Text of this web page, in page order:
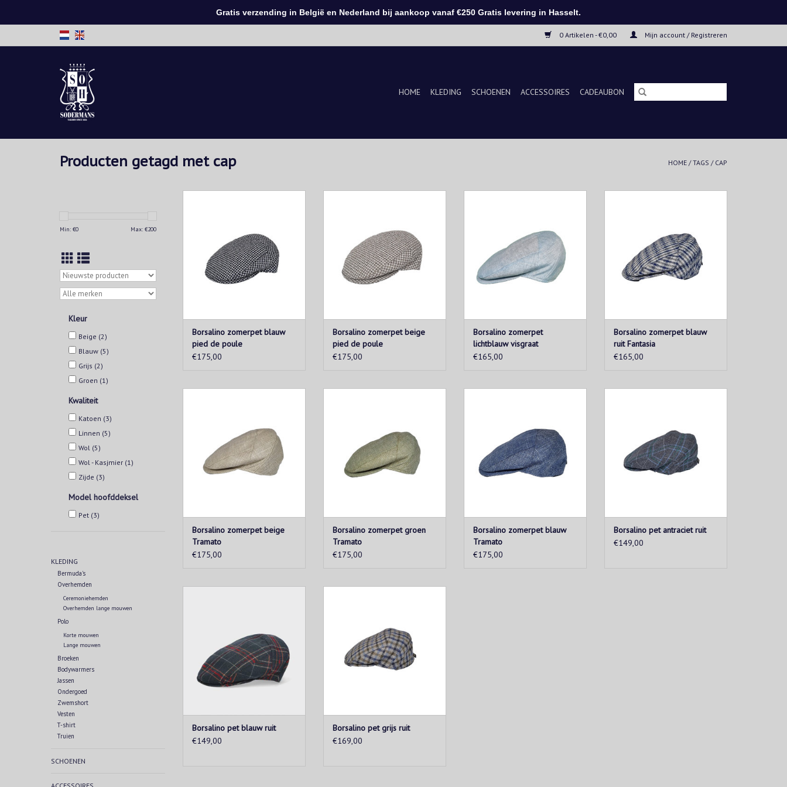
0 Artikelen - €0,00 Mijn account / Registreren
HOME KLEDING SCHOENEN ACCESSOIRES CADEAUBON
Producten getagd met cap HOME /TAGS / CAP
Min: €0 Max: €200
Kleur
Beige (2)
Blauw (5)
Grijs (2)
Groen (1)
Kwaliteit
Katoen (3)
Linnen (5)
Wol (5)
Wol - Kasjmier (1)
Zijde (3)
Model hoofddeksel
Pet (3)
KLEDING
Bermuda's
Overhemden
Ceremoniehemden
Overhemden lange mouwen
Polo
Korte mouwen
Lange mouwen
Broeken
Bodywarmers
Jassen
Ondergoed
Zwemshort
Vesten
T-shirt
Truien
SCHOENEN
TOEVOEGEN AAN WINKELWAGEN
Borsalino zomerpet blauw
pied de poule
€175,00
maken zij handgemaakte hoeden.
TOEVOEGEN AAN WINKELWAGEN
Borsalino zomerpet beige
pied de poule
€175,00
maken zij handgemaakte hoeden.
TOEVOEGEN AAN WINKELWAGEN
Borsalino zomerpet
lichtblauw visgraat
€165,00
maken zij handgemaakte hoeden.
TOEVOEGEN AAN WINKELWAGEN
Borsalino zomerpet blauw
ruit Fantasia
€165,00
maken zij handgemaakte hoeden.
TOEVOEGEN AAN WINKELWAGEN
Borsalino zomerpet beige
Tramato
€175,00
TOEVOEGEN AAN WINKELWAGEN
Borsalino zomerpet groen
Tramato
€175,00
maken zij handgemaakte hoeden.
TOEVOEGEN AAN WINKELWAGEN
Borsalino zomerpet blauw
Tramato
€175,00
elegantie. Een must-have
accessoire.
TOEVOEGEN AAN WINKELWAGEN
Borsalino pet antraciet ruit
€149,00
accessoire.
TOEVOEGEN AAN WINKELWAGEN
Borsalino pet blauw ruit
€149,00
elegantie. Een must-have
accessoire.
TOEVOEGEN AAN WINKELWAGEN
Borsalino pet grijs ruit
€169,00
Gratis verzending in België en Nederland bij aankoop vanaf €250 Gratis levering in Hasselt.